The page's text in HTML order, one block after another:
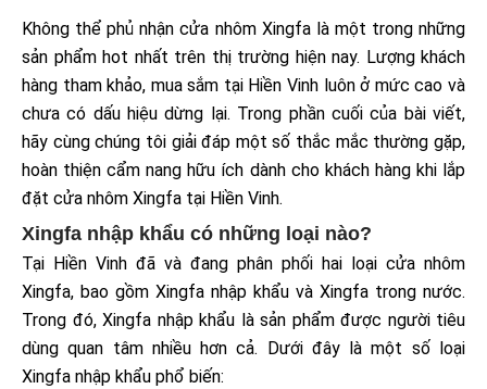
Không thể phủ nhận cửa nhôm Xingfa là một trong những
sản phẩm hot nhất trên thị trường hiện nay. Lượng khách
hàng tham khảo, mua sắm tại Hiền Vinh luôn ở mức cao và
chưa có dấu hiệu dừng lại. Trong phần cuối của bài viết,
hãy cùng chúng tôi giải đáp một số thắc mắc thường gặp,
hoàn thiện cẩm nang hữu ích dành cho khách hàng khi lắp
đặt cửa nhôm Xingfa tại Hiền Vinh.
Xingfa nhập khẩu có những loại nào?
Tại Hiền Vinh đã và đang phân phối hai loại cửa nhôm
Xingfa, bao gồm Xingfa nhập khẩu và Xingfa trong nước.
Trong đó, Xingfa nhập khẩu là sản phẩm được người tiêu
dùng quan tâm nhiều hơn cả. Dưới đây là một số loại
Xingfa nhập khẩu phổ biến: